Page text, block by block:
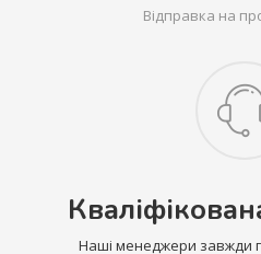
Відправка на
Наші менеджери завжди